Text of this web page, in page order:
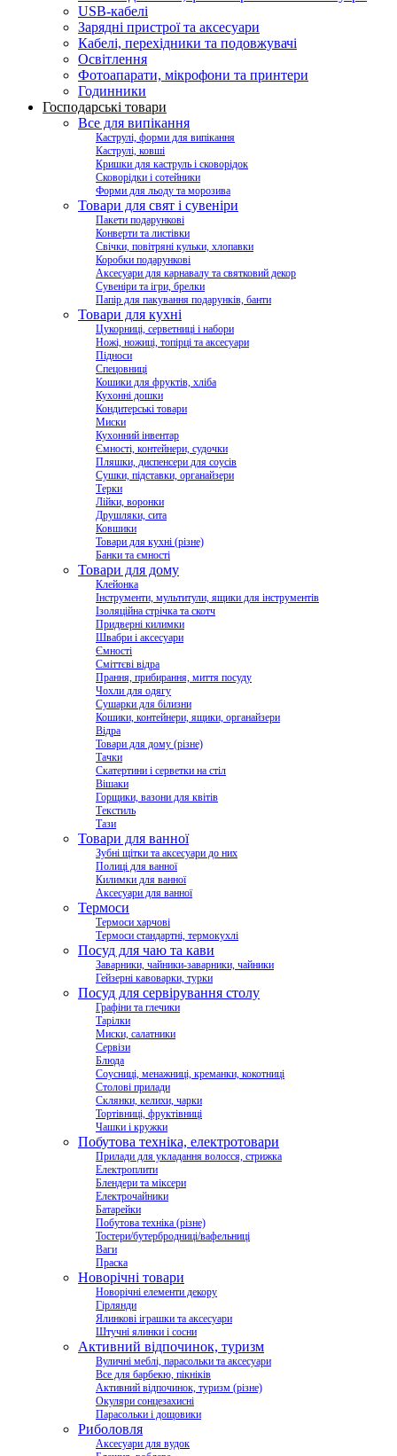
USB-кабелі
Зарядні пристрої та аксесуари
Кабелі, перехідники та подовжувачі
Освітлення
Фотоапарати, мікрофони та принтери
Годинники
Господарські товари
Все для випікання
Каструлі, форми для випікання
Каструлі, ковші
Кришки для каструль і сковорідок
Сковорідки і сотейники
Форми для льоду та морозива
Товари для свят і сувеніри
Пакети подарункові
Конверти та листівки
Свічки, повітряні кульки, хлопавки
Коробки подарункові
Аксесуари для карнавалу та святковий декор
Сувеніри та ігри, брелки
Папір для пакування подарунків, банти
Товари для кухні
Цукорниці, серветниці і набори
Ножі, ножиці, топірці та аксесуари
Підноси
Спецовниці
Кошики для фруктів, хліба
Кухонні дошки
Кондитерські товари
Миски
Кухонний інвентар
Ємності, контейнери, судочки
Пляшки, диспенсери для соусів
Сушки, підставки, органайзери
Терки
Лійки, воронки
Друшляки, сита
Ковшики
Товари для кухні (різне)
Банки та ємності
Товари для дому
Клейонка
Інструменти, мультитули, ящики для інструментів
Ізоляційна стрічка та скотч
Придверні килимки
Швабри і аксесуари
Ємності
Сміттєві відра
Прання, прибирання, миття посуду
Чохли для одягу
Сушарки для білизни
Кошики, контейнери, ящики, органайзери
Відра
Товари для дому (різне)
Тачки
Скатертини і серветки на стіл
Вішаки
Горщики, вазони для квітів
Текстиль
Тази
Товари для ванної
Зубні щітки та аксесуари до них
Полиці для ванної
Килимки для ванної
Аксесуари для ванної
Термоси
Термоси харчові
Термоси стандартні, термокухлі
Посуд для чаю та кави
Заварники, чайники-заварники, чайники
Гейзерні кавоварки, турки
Посуд для сервірування столу
Графіни та глечики
Тарілки
Миски, салатники
Сервізи
Блюда
Соусниці, менажниці, креманки, кокотниці
Столові прилади
Склянки, келихи, чарки
Тортівниці, фруктівниці
Чашки і кружки
Побутова техніка, електротовари
Прилади для укладання волосся, стрижка
Електроплити
Блендери та міксери
Електрочайники
Батарейки
Побутова техніка (різне)
Тостери/бутербродниці/вафельниці
Ваги
Праска
Новорічні товари
Новорічні елементи декору
Гірлянди
Ялинкові іграшки та аксесуари
Штучні ялинки і сосни
Активний відпочинок, туризм
Вуличні меблі, парасольки та аксесуари
Все для барбекю, пікніків
Активний відпочинок, туризм (різне)
Окуляри сонцезахисні
Парасольки і дощовики
Риболовля
Аксесуари для вудок